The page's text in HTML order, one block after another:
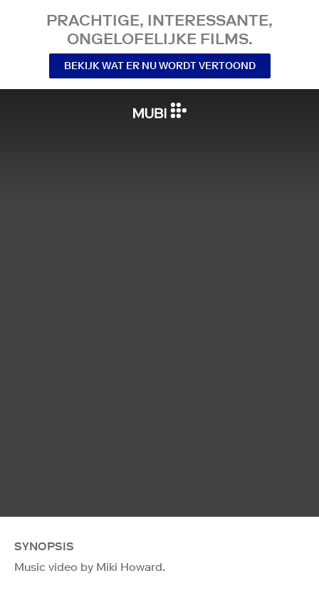
PRACHTIGE, INTERESSANTE,
ONGELOFELIJKE FILMS.
BEKIJK WAT ER NU WORDT VERTOOND
SYNOPSIS
Music video by Miki Howard.